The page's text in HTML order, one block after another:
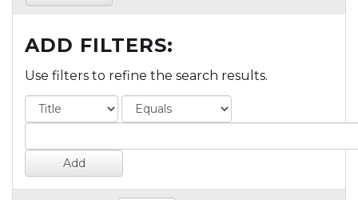
ADD FILTERS:
Use filters to refine the search results.